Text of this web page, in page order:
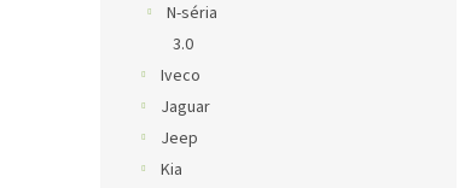
N-séria
3.0
Iveco
Jaguar
Jeep
Kia